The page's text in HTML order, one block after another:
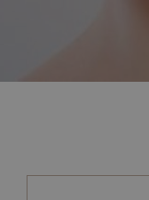
WAKACJE nad